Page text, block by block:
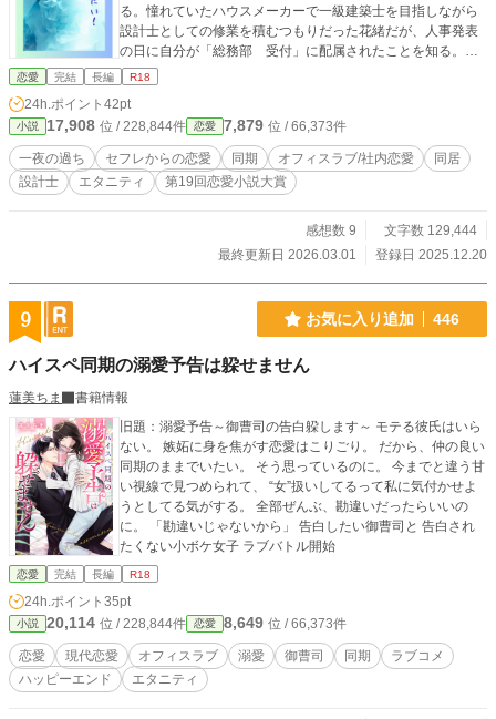
る。憧れていたハウスメーカーで一級建築士を目指しながら
設計士としての修業を積むつもりだった花緒だが、人事発表
の日に自分が「総務部 受付」に配属されたことを知る。美
人がゆえの弊害。落ち込む花緒を慰めてくれたのは、最終面
高野太一だった。 第19回恋愛小説大賞奨励賞をいただきまし
た！
恋愛 完結 長編 R18
24h.ポイント 42pt
小説 17,908 位 / 228,844件 恋愛 7,879 位 / 66,373件
一夜の過ち セフレからの恋愛 同期 オフィスラブ/社内恋愛
同居
設計士
エタニティ 第19回恋愛小説大賞
感想数 9
文字数 129,444
最終更新日 2026.03.01
登録日 2025.12.20
9 お気に入り追加 446
ハイスペ同期の溺愛予告は躱せません
蓮美ちま
書籍情報
旧題：溺愛予告～御曹司の告白躱します～ モテる彼氏はいら
ない。 嫉妬に身を焦がす恋愛はこりごり。 だから、仲の良い
同期のままでいたい。 そう思っているのに。 今までと違う甘
い視線で見つめられて、 “女”扱いしてるって私に気付かせよ
うとしてる気がする。 全部ぜんぶ、勘違いだったらいいの
に。 「勘違いじゃないから」 告白したい御曹司と 告白され
たくない小ボケ女子 ラブバトル開始
恋愛 完結 長編 R18
24h.ポイント 35pt
小説 20,114 位 / 228,844件 恋愛 8,649 位 / 66,373件
恋愛 現代恋愛 オフィスラブ 溺愛 御曹司 同期
ラブコメ
ハッピーエンド
エタニティ